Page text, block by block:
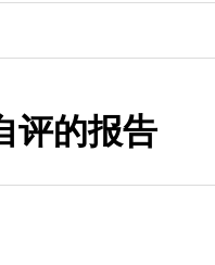
评的报告